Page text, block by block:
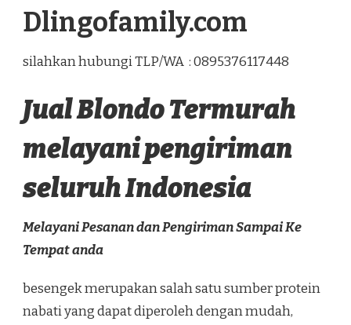
Dlingofamily.com
silahkan hubungi TLP/WA : 0895376117448
Jual Blondo Termurah
melayani pengiriman
seluruh Indonesia
Melayani Pesanan dan Pengiriman Sampai Ke
Tempat anda
besengek merupakan salah satu sumber protein
nabati yang dapat diperoleh dengan mudah,